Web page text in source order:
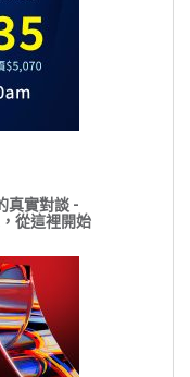
真實對談 -
從這裡開始